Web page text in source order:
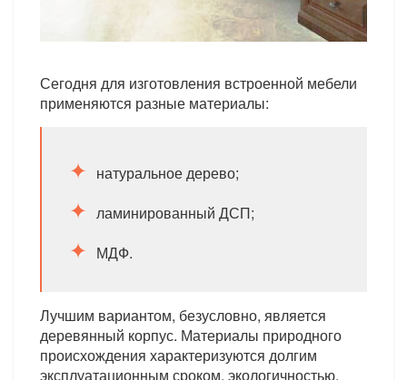
Сегодня для изготовления встроенной мебели
применяются разные материалы:
натуральное дерево;
ламинированный ДСП;
МДФ.
Лучшим вариантом, безусловно, является
деревянный корпус. Материалы природного
происхождения характеризуются долгим
эксплуатационным сроком, экологичностью,